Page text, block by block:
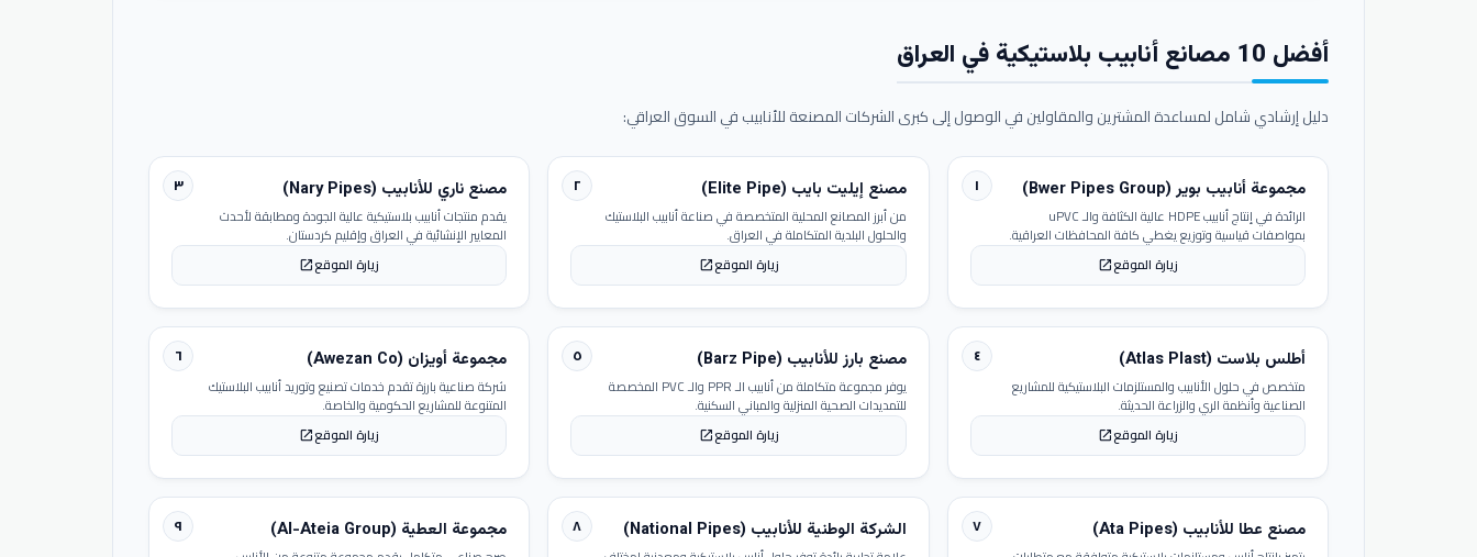
أفضل 10 مصانع أنابيب بلاستيكية في العراق
دليل إرشادي شامل لمساعدة المشترين والمقاولين في الوصول إلى كبرى الشركات المصنعة للأنابيب في السوق العراقي:
١ مجموعة أنابيب بوير (Bwer Pipes Group)
الرائدة في إنتاج أنابيب HDPE عالية الكثافة والـ uPVC
بمواصفات قياسية وتوزيع يغطي كافة المحافظات العراقية.
زيارة الموقعopen_in_new
٢ مصنع إيليت بايب (Elite Pipe)
من أبرز المصانع المحلية المتخصصة في صناعة أنابيب البلاستيك
والحلول البلدية المتكاملة في العراق.
زيارة الموقعopen_in_new
٣ مصنع ناري للأنابيب (Nary Pipes)
يقدم منتجات أنابيب بلاستيكية عالية الجودة ومطابقة لأحدث
المعايير الإنشائية في العراق وإقليم كردستان.
زيارة الموقعopen_in_new
٤ أطلس بلاست (Atlas Plast)
متخصص في حلول الأنابيب والمستلزمات البلاستيكية للمشاريع
الصناعية وأنظمة الري والزراعة الحديثة.
زيارة الموقعopen_in_new
٥ مصنع بارز للأنابيب (Barz Pipe)
يوفر مجموعة متكاملة من أنابيب الـ PPR والـ PVC المخصصة
للتمديدات الصحية المنزلية والمباني السكنية.
زيارة الموقعopen_in_new
٦ مجموعة أويزان (Awezan Co)
شركة صناعية بارزة تقدم خدمات تصنيع وتوريد أنابيب البلاستيك
المتنوعة للمشاريع الحكومية والخاصة.
زيارة الموقعopen_in_new
٧ مصنع عطا للأنابيب (Ata Pipes) ٨ الشركة الوطنية للأنابيب (National Pipes) ٩ مجموعة العطية (Al-Ateia Group)